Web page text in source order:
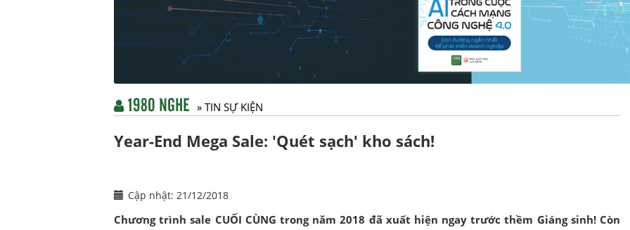
1980 NGHE » TIN SỰ KIỆN
Year-End Mega Sale: 'Quét sạch' kho sách!
Cập nhật: 21/12/2018
Chương trình sale CUỐI CÙNG trong năm 2018 đã xuất hiện ngay trước thềm Giáng sinh! Còn